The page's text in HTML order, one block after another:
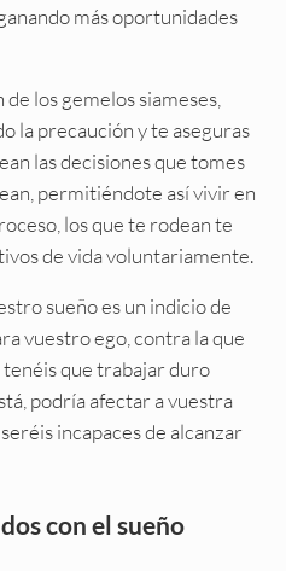
más oportunidades
de los gemelos siameses,
la precaución y te aseguras
las decisiones que tomes
permitiéndote así vivir en
los que te rodean te
de vida voluntariamente.
sueño es un indicio de
vuestro ego, contra la que
tenéis que trabajar duro
podría afectar a vuestra
incapaces de alcanzar
con el sueño